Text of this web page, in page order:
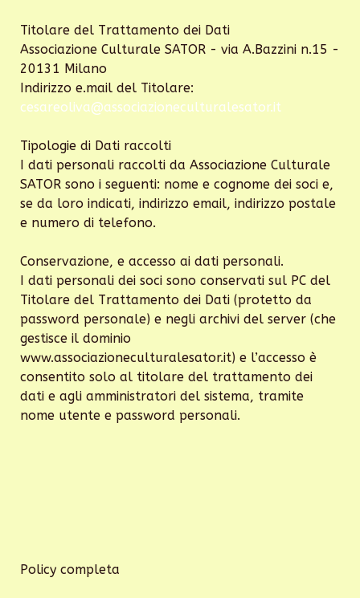
Titolare del Trattamento dei Dati
Associazione Culturale SATOR - via A.Bazzini n.15 -
20131 Milano
Indirizzo e.mail del Titolare:
cesareoliva@associazioneculturalesator.it
Tipologie di Dati raccolti
I dati personali raccolti da Associazione Culturale
SATOR sono i seguenti: nome e cognome dei soci e,
se da loro indicati, indirizzo email, indirizzo postale
e numero di telefono.
Conservazione, e accesso ai dati personali.
I dati personali dei soci sono conservati sul PC del
Titolare del Trattamento dei Dati (protetto da
password personale) e negli archivi del server (che
gestisce il dominio
www.associazioneculturalesator.it) e l’accesso è
consentito solo al titolare del trattamento dei
dati e agli amministratori del sistema, tramite
nome utente e password personali.
Policy completa